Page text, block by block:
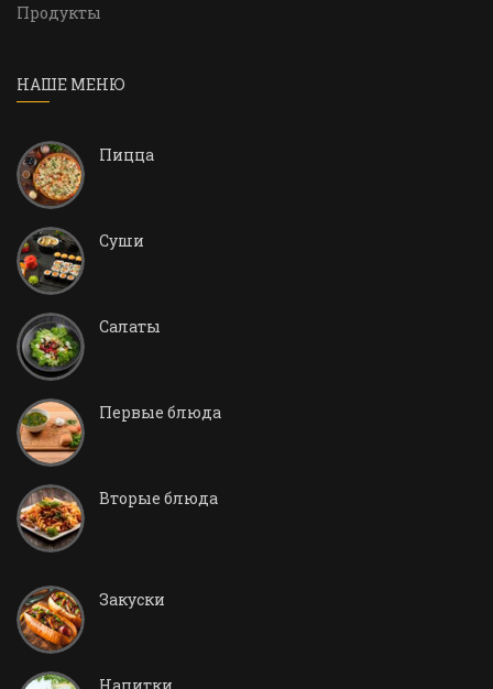
Продукты
НАШЕ МЕНЮ
Пицца
Суши
Салаты
Первые блюда
Вторые блюда
Закуски